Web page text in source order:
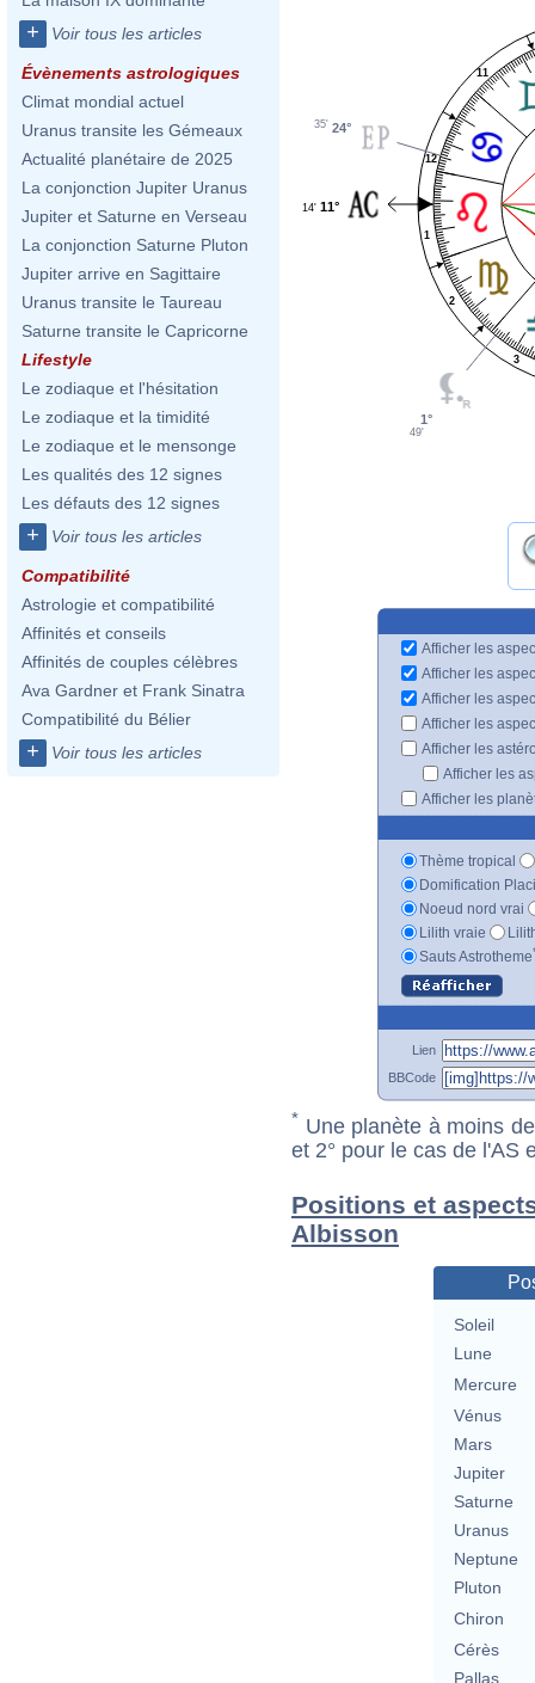
+ Voir tous les articles
Évènements astrologiques
Climat mondial actuel
Uranus transite les Gémeaux
Actualité planétaire de 2025
La conjonction Jupiter Uranus
Jupiter et Saturne en Verseau
La conjonction Saturne Pluton
Jupiter arrive en Sagittaire
Uranus transite le Taureau
Saturne transite le Capricorne
Lifestyle
Le zodiaque et l'hésitation
Le zodiaque et la timidité
Le zodiaque et le mensonge
Les qualités des 12 signes
Les défauts des 12 signes
+ Voir tous les articles
Compatibilité
Astrologie et compatibilité
Affinités et conseils
Affinités de couples célèbres
Ava Gardner et Frank Sinatra
Compatibilité du Bélier
+ Voir tous les articles
1
2
3
11
12
24°
35'
11°
14'
1°
49'
Afficher les
Afficher les
Afficher les
Afficher les
Afficher les
Afficher les
Afficher les
Thème tropical
Domification
Noeud nord vrai
Lilith vraie
Sauts Astrotheme
Lien
BBCode
* Une planète à moins
et 2° pour le cas de l'AS
Positions et
Albisson
Soleil
Lune
Mercure
Vénus
Mars
Jupiter
Saturne
Uranus
Neptune
Pluton
Chiron
Cérès
Pallas